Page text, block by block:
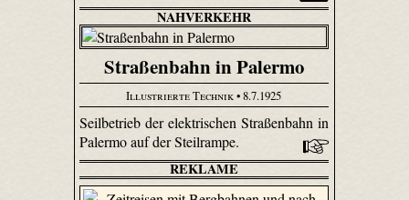
NAHVERKEHR
Straßenbahn in Palermo
Illustrierte Technik• 8.7.1925
Seilbetrieb der elektrischen Straßenbahn in
Palermo auf der Steilrampe.
REKLAME